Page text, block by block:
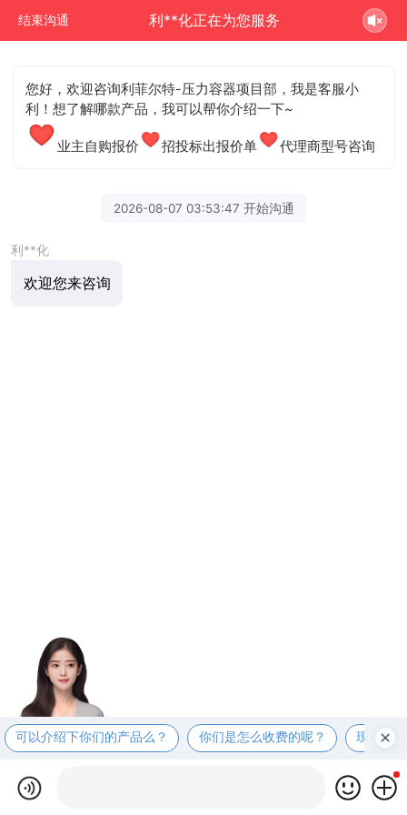
结束沟通 利**化正在为您服务
您好，欢迎咨询利菲尔特-压力容器项目部，我是客服小
利！想了解哪款产品，我可以帮你介绍一下~
业主自购报价 招投标出报价单 代理商型号咨询
2026-08-07 03:53:47 开始沟通
利**化
欢迎您来咨询
可以介绍下你们的产品么？ 你们是怎么收费的呢？ 现在有